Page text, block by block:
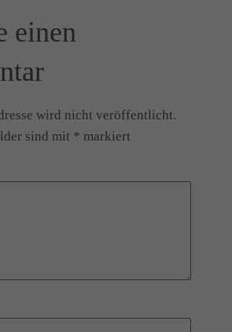
einen
wird nicht veröffentlicht.
sind mit * markiert